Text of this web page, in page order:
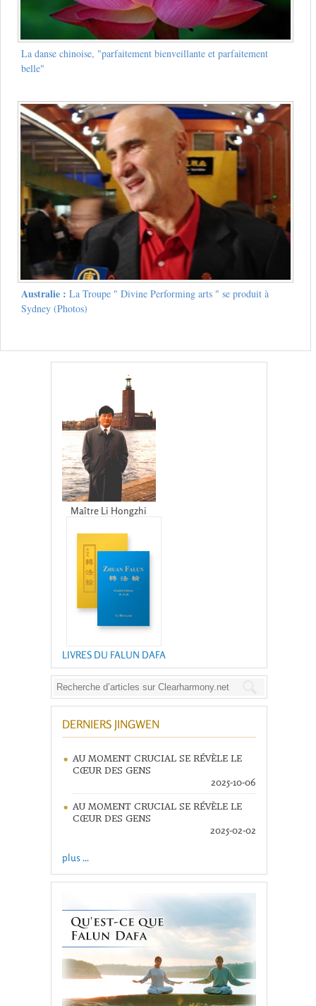
La danse chinoise, "parfaitement bienveillante et parfaitement
belle"
Australie : La Troupe " Divine Performing arts " se produit à
Sydney (Photos)
Maître Li Hongzhi
LIVRES DU FALUN DAFA
DERNIERS JINGWEN
AU MOMENT CRUCIAL SE RÉVÈLE LE
CŒUR DES GENS
2025-10-06
AU MOMENT CRUCIAL SE RÉVÈLE LE
CŒUR DES GENS
2025-02-02
plus ...